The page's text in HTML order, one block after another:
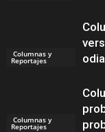
Columnas y
Reportajes
Columnas y
Reportajes